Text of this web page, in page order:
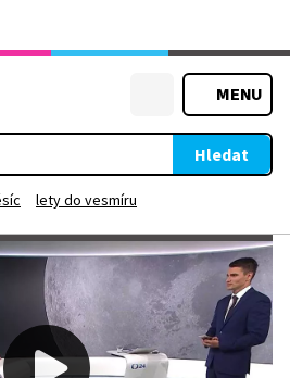
MENU
Hledat
lety do vesmíru